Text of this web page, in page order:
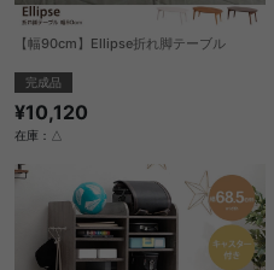
【幅90cm】Ellipse折れ脚テーブル
完成品
¥10,120
在庫：△